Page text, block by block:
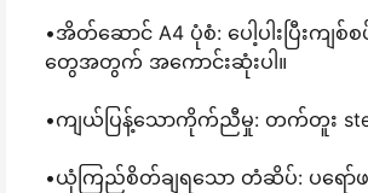
•အိတ်ဆောင် A4 ပုံစံ: ပေါ့ပါးပြီ
တွေအတွက် အကောင်းဆုံးပါ။
•ကျယ်ပြန့်သောကိုက်ညီမှု: တက်တူး
•ယုံကြည်စိတ်ချရသော တံဆိပ်: ပရော်